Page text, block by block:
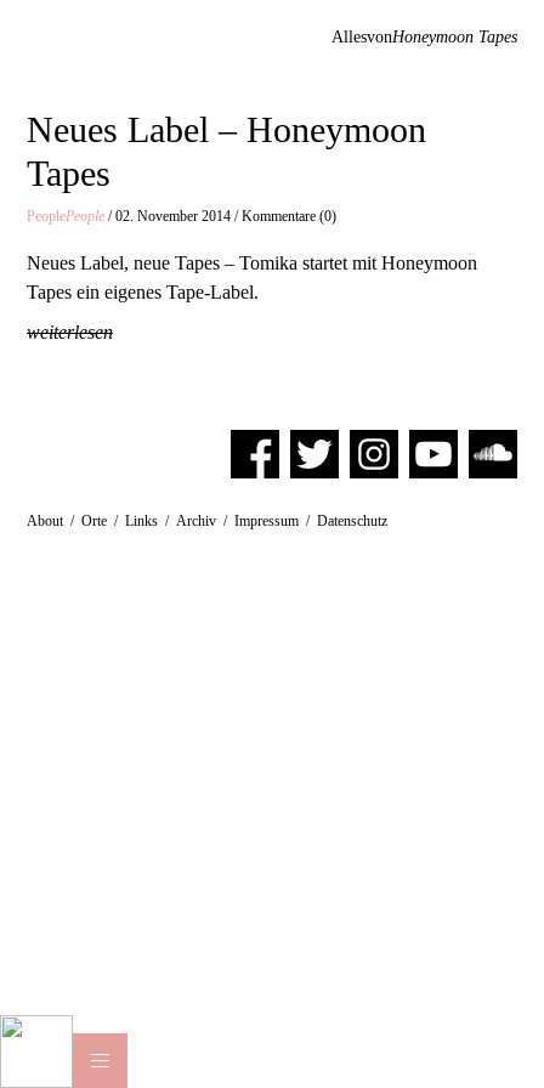
AllesvonHoneymoon Tapes
Neues Label – Honeymoon
Tapes
PeoplePeople / 02. November 2014 / Kommentare (0)
Neues Label, neue Tapes – Tomika startet mit Honeymoon
Tapes ein eigenes Tape-Label.
weiterlesen
About / Orte / Links / Archiv / Impressum / Datenschutz